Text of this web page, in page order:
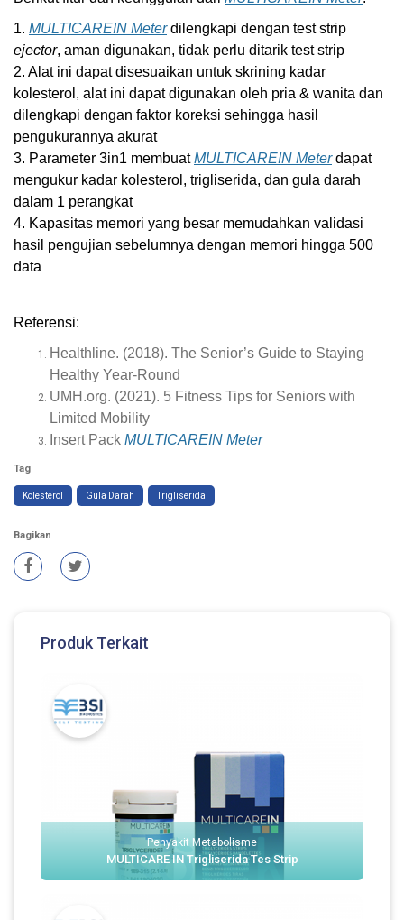
1. MULTICAREIN Meterdilengkapi dengan test strip
ejector, aman digunakan, tidak perlu ditarik test strip
2. Alat ini dapat disesuaikan untuk skrining kadar
kolesterol, alat ini dapat digunakan oleh pria & wanita dan
dilengkapi dengan faktor koreksi sehingga hasil
pengukurannya akurat
3. Parameter 3in1 membuatMULTICAREIN Meterdapat
mengukur kadar kolesterol, trigliserida, dan gula darah
dalam 1 perangkat
4. Kapasitas memori yang besar memudahkan validasi
hasil pengujian sebelumnya dengan memori hingga 500
data
Referensi:
Healthline. (2018). The Senior’s Guide to Staying
Healthy Year-Round
UMH.org. (2021). 5 Fitness Tips for Seniors with
Limited Mobility
Insert Pack MULTICAREIN Meter
Tag
Kolesterol Gula Darah Trigliserida
Bagikan
Produk Terkait
Penyakit Metabolisme
MULTICARE IN Trigliserida Tes Strip